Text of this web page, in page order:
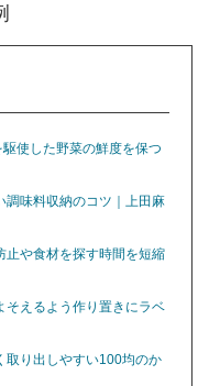
使した野菜の鮮度を保つ
味料収納のコツ｜上田麻
や食材を探す時間を短縮
えるよう作り置きにラベ
り出しやすい100均のか